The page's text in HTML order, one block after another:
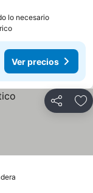
lo necesario
Ver precios
Compartir